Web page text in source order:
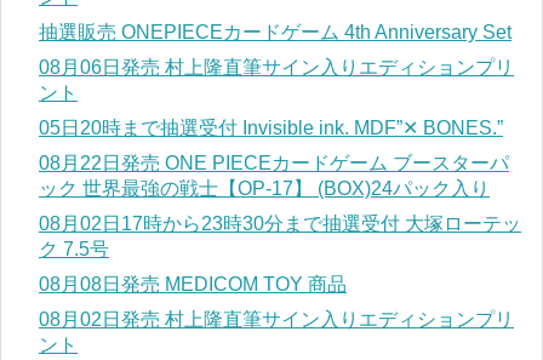
抽選販売 ONEPIECEカードゲーム 4th Anniversary Set
08月06日発売 村上隆直筆サイン入りエディションプリ
ント
05日20時まで抽選受付 Invisible ink. MDF”✕ BONES.”
08月22日発売 ONE PIECEカードゲーム ブースターパ
ック 世界最強の戦士【OP-17】 (BOX)24パック入り
08月02日17時から23時30分まで抽選受付 大塚ローテッ
ク 7.5号
08月08日発売 MEDICOM TOY 商品
08月02日発売 村上隆直筆サイン入りエディションプリ
ント